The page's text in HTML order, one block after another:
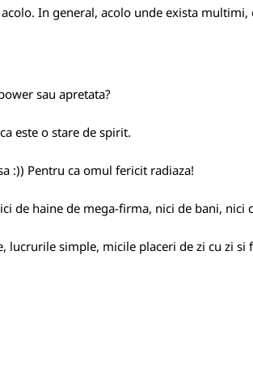
In general, acolo unde exista
sau apretata?
este o stare de spirit.
:)) Pentru ca omul fericit radiaza!
de haine de mega-firma, nici de bani, nici
simple, micile placeri de zi cu zi si